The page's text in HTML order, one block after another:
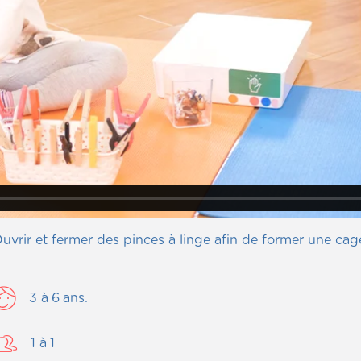
et fermer des pinces à linge afin de former une
3 à 6 ans.
1 à 1